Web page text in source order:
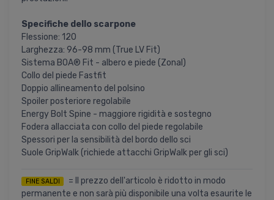
Specifiche dello scarpone
Flessione: 120
Larghezza: 96-98 mm (True LV Fit)
Sistema BOA® Fit - albero e piede (Zonal)
Collo del piede Fastfit
Doppio allineamento del polsino
Spoiler posteriore regolabile
Energy Bolt Spine - maggiore rigidità e sostegno
Fodera allacciata con collo del piede regolabile
Spessori per la sensibilità del bordo dello sci
Suole GripWalk (richiede attacchi GripWalk per gli sci)
FINE SALDI
= Il prezzo dell'articolo è ridotto in modo
permanente e non sarà più disponibile una volta esaurite le